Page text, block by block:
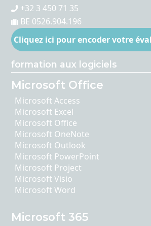
+32 3 450 71 35
BE 0526.904.196
Cliquez ici pour encoder votre
formation aux logiciels
Microsoft Office
Microsoft Access
Microsoft Excel
Microsoft Office
Microsoft OneNote
Microsoft Outlook
Microsoft PowerPoint
Microsoft Project
Microsoft Visio
Microsoft Word
Microsoft 365